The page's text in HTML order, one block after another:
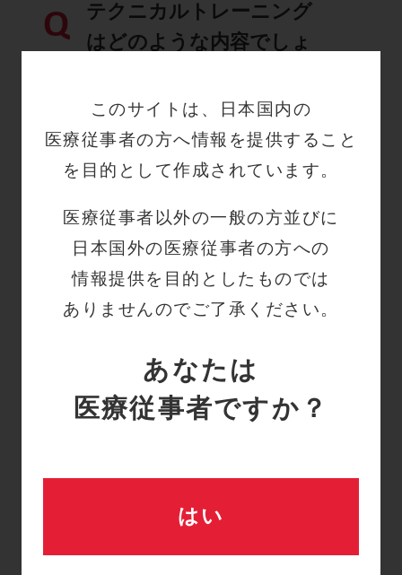
このサイトは、日本国内の
医療従事者の方へ情報を提供すること
を目的として作成されています。
医療従事者以外の一般の方並びに
日本国外の医療従事者の方への
情報提供を目的としたものでは
ありませんのでご了承ください。
あなたは
医療従事者ですか？
はい
Q
テクニカルトレーニング
はどのような内容でしょ
詳細はこちら
Q
の資料やチラシはありま
すか？
テクニカルトレーニング
を受講するメリットはな
詳細はこちら